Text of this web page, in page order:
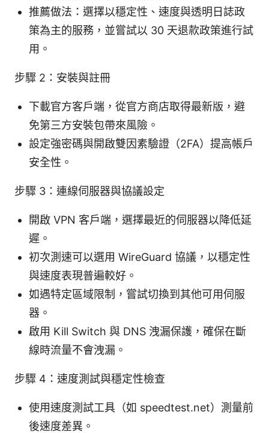
推薦做法：選擇以穩定性、速度與透明日誌政
策為主的服務，並嘗試以 30 天退款政策進行試
用。
步驟 2：安裝與註冊
下載官方客戶端，從官方商店取得最新版，避
免第三方安裝包帶來風險。
設定強密碼與開啟雙因素驗證（2FA）提高帳戶
安全性。
步驟 3：連線伺服器與協議設定
開啟 VPN 客戶端，選擇最近的伺服器以降低延
遲。
初次測速可以選用 WireGuard 協議，以穩定性
與速度表現普遍較好。
如遇特定區域限制，嘗試切換到其他可用伺服
器。
啟用 Kill Switch 與 DNS 洩漏保護，確保在斷
線時流量不會洩漏。
步驟 4：速度測試與穩定性檢查
使用速度測試工具（如 speedtest.net）測量前
後速度差異。